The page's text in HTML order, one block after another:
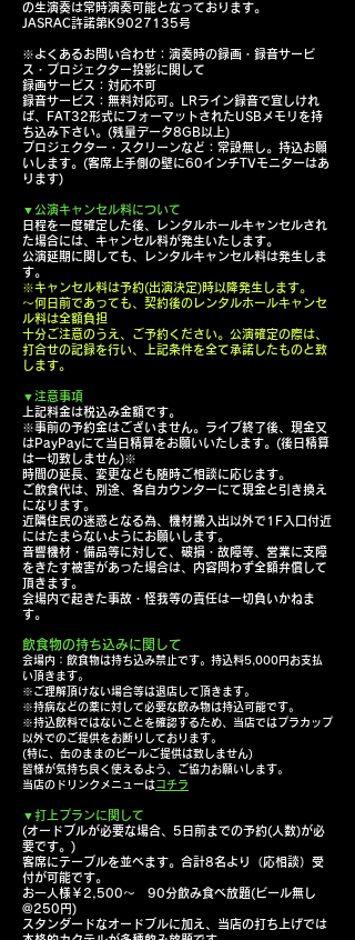
の生演奏は常時演奏可能となっております。
JASRAC許諾第K9027135号
※よくあるお問い合わせ：演奏時の録画・録音サービ
ス・プロジェクター投影に関して
録画サービス：対応不可
録音サービス：無料対応可。LRライン録音で宜しけれ
ば、FAT32形式にフォーマットされたUSBメモリを持
ち込み下さい。(残量データ8GB以上)
プロジェクター・スクリーンなど：常設無し。持込お願
いします。(客席上手側の壁に60インチTVモニターはあ
ります)
▼公演キャンセル料について
日程を一度確定した後、レンタルホールキャンセルされ
た場合には、キャンセル料が発生いたします。
公演延期に関しても、レンタルキャンセル料は発生しま
す。
※キャンセル料は予約(出演決定)時以降発生します。
～何日前であっても、契約後のレンタルホールキャンセ
ル料は全額負担
十分ご注意のうえ、ご予約ください。公演確定の際は、
打合せの記録を行い、上記条件を全て承諾したものと致
します。
▼注意事項
上記料金は税込み金額です。
※事前の予約金はございません。ライブ終了後、現金又
はPayPayにて当日精算をお願いいたします。(後日精算
は一切致しません)※
時間の延長、変更なども随時ご相談に応じます。
ご飲食代は、別途、各自カウンターにて現金と引き換え
になります。
近隣住民の迷惑となる為、機材搬入出以外で1F入口付近
にはたまらないようにお願いします。
音響機材・備品等に対して、破損・故障等、営業に支障
をきたす被害があった場合は、内容問わず全額弁償して
頂きます。
会場内で起きた事故・怪我等の責任は一切負いかねま
す。
飲食物の持ち込みに関して
会場内：飲食物は持ち込み禁止です。 持込料5,000円お支払
い頂きます。
※ご理解頂けない場合等は退店して頂きます。
※持病などの薬に対して必要な飲み物は持込可能です。
※持込飲料ではないことを確認するため、当店ではプラカップ
以外でのご提供をお断りしております。
(特に、缶のままのビールご提供は致しません)
皆様が気持ち良く使えるよう、ご協力お願いします。
​ ​当店のドリンクメニューはコチラ
▼打上プランに関して
(オードブルが必要な場合、5日前までの予約(人数)が必
要です。)
客席にテーブルを並べます。合計8名より（応相談）受
付が可能です。
お一人様￥2,500～ 90分飲み食べ放題(ビール無し
@250円)
スタンダードなオードブルに加え、当店の打ち上げでは